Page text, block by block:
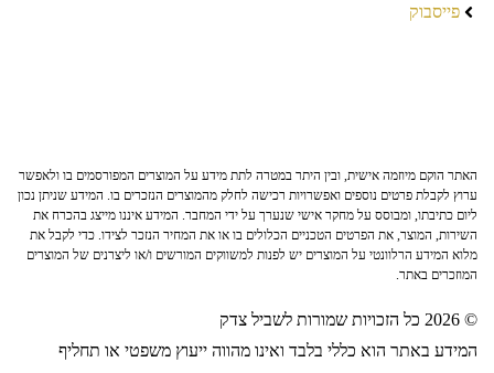
פייסבוק
האתר הוקם מיוזמה אישית, ובין היתר במטרה לתת מידע על המוצרים המפורסמים בו ולאפשר
ערוץ לקבלת פרטים נוספים ואפשרויות רכישה לחלק מהמוצרים הנזכרים בו. המידע שניתן נכון
ליום כתיבתו, ומבוסס על מחקר אישי שנערך על ידי המחבר. המידע איננו מייצג בהכרח את
השירות, המוצר, את הפרטים הטכניים הכלולים בו או את המחיר הנזכר לצידו. כדי לקבל את
מלוא המידע הרלוונטי על המוצרים יש לפנות למשווקים המורשים ו/או ליצרנים של המוצרים
המוזכרים באתר.
© 2026 כל הזכויות שמורות לשביל צדק
המידע באתר הוא כללי בלבד ואינו מהווה ייעוץ משפטי או תחליף